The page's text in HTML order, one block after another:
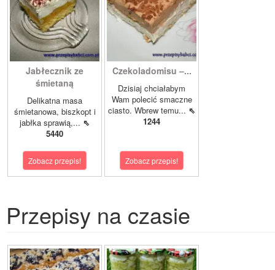
Jabłecznik ze
śmietaną
Delikatna masa
śmietanowa, biszkopt i
jabłka sprawią,... ⇖
5440
Zobacz przepis!
Czekoladomisu –...
Dzisiaj chciałabym
Wam polecić smaczne
ciasto. Wbrew temu... ⇖
1244
Zobacz przepis!
Przepisy na czasie